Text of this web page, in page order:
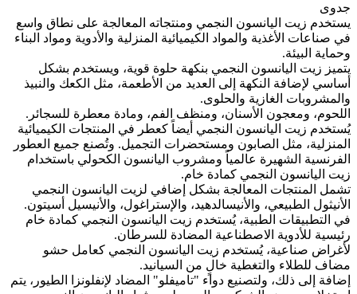
جدوى
يستخدم زيت اليانسون النجمي ومنتجاته المعالجة على نطاق واسع
في صناعات الأغذية والمواد الكيميائية المنزلية والأدوية ومواد البناء
وحماية البيئة.
يتميز زيت اليانسون النجمي بنكهة حلوة قوية، ويستخدم بشكل
أساسي لإضافة النكهة إلى العديد من الأطعمة، مثل الكعك والنبيذ
والمشروبات الغازية والحلوى.
اللحوم، ومعجون الأسنان، ومنظف الفم، ومادة معطرة للسجائر.
يُستخدم زيت اليانسون النجمي أيضاً كعطر في المنتجات الكيميائية
المنزلية، مثل الصابون ومستحضرات التجميل. وتُصنع جميع العطور
الفرنسية الشهيرة عالمياً ومشروب اليانسون الكحولي باستخدام
زيت اليانسون النجمي كمادة خام.
تشمل المنتجات المعالجة بشكل إضافي لزيت اليانسون النجمي
الأنيثول الطبيعي، والأنيسالدهيد، والإستراغول، والأنيسيل أسيتون.
في التطبيقات الطبية، يُستخدم زيت اليانسون النجمي كمادة خام
رئيسية للأدوية الاصطناعية المضادة للسرطان.
لأغراض صناعية، يُستخدم زيت اليانسون النجمي كعامل حشو
مضاف للطلاء والتغطية خالٍ من السيانيد.
إضافة إلى ذلك، ولتصنيع دواء "تاميفلو" المضاد لإنفلونزا الطيور، يتم